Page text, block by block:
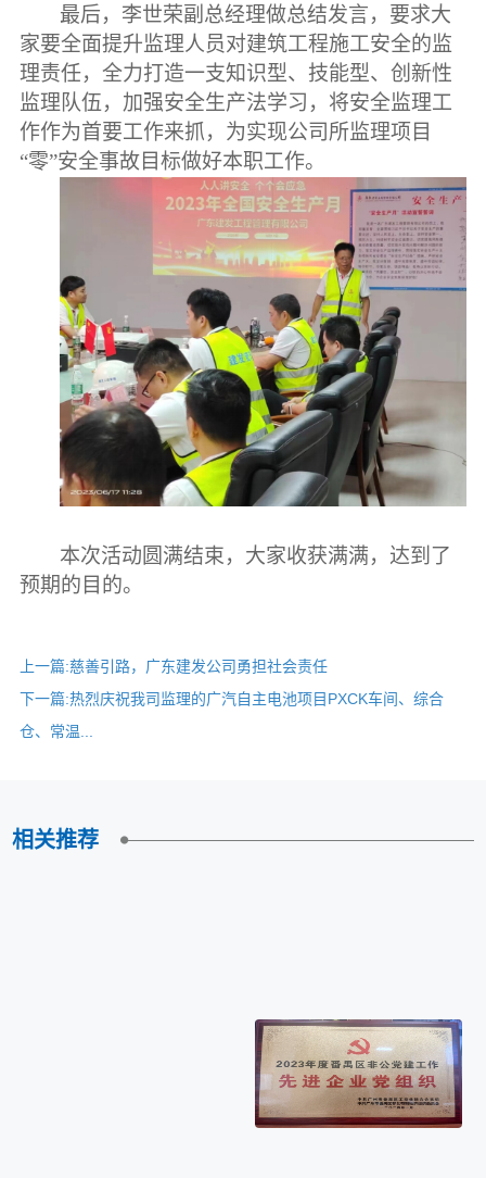
最后，李世荣副总经理做总结发言，要求大
家要全面提升监理人员对建筑工程施工安全的监
理责任，全力打造一支知识型、技能型、创新性
监理队伍，加强安全生产法学习，将安全监理工
作作为首要工作来抓，为实现公司所监理项目
“零”安全事故目标做好本职工作。
本次活动圆满结束，大家收获满满，达到了
预期的目的。
上一篇:慈善引路，广东建发公司勇担社会责任
下一篇:热烈庆祝我司监理的广汽自主电池项目PXCK车间、综合
仓、常温...
相关推荐